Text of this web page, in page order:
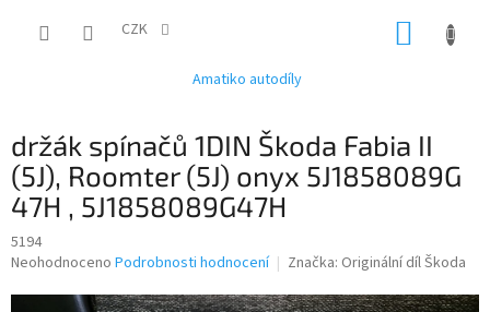
CZK
Amatiko autodíly
držák spínačů 1DIN Škoda Fabia II
(5J), Roomter (5J) onyx 5J1858089G
47H , 5J1858089G47H
5194
Průměrné
Neohodnoceno Podrobnosti hodnocení Značka: Originální díl Škoda